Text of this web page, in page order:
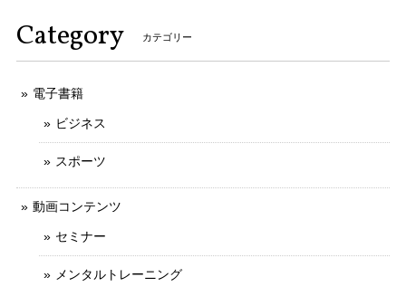
Category カテゴリー
電子書籍
ビジネス
スポーツ
動画コンテンツ
セミナー
メンタルトレーニング